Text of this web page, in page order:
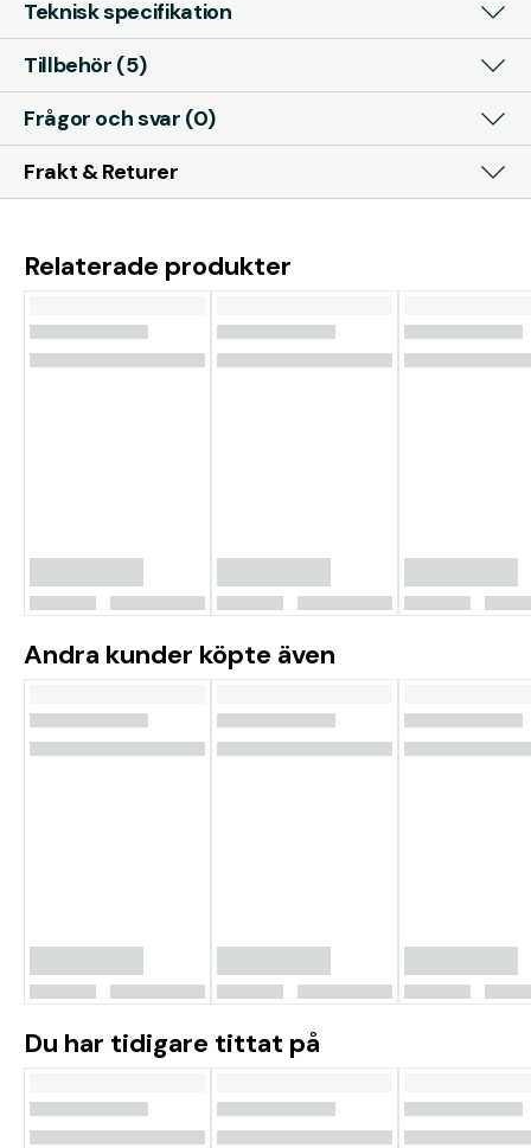
Teknisk specifikation
Tillbehör (5)
Frågor och svar (0)
Frakt & Returer
Relaterade produkter
Andra kunder köpte även
Du har tidigare tittat på